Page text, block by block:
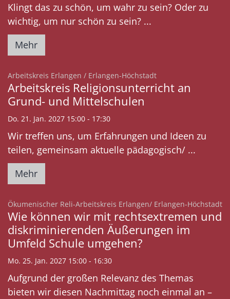
Klingt das zu schön, um wahr zu sein? Oder zu
wichtig, um nur schön zu sein? ...
Mehr
Arbeitskreis Erlangen / Erlangen-Höchstadt:
Arbeitskreis Religionsunterricht an
Grund- und Mittelschulen
Do. 21. Jan. 2027 15:00 - 17:30
Wir treffen uns, um Erfahrungen und Ideen zu
teilen, gemeinsam aktuelle pädagogisch/ ...
Mehr
Ökumenischer Reli-Arbeitskreis Erlangen/ Erlangen-Höchstadt:
Wie können wir mit rechtsextremen und
diskriminierenden Äußerungen im
Umfeld Schule umgehen?
Mo. 25. Jan. 2027 15:00 - 16:30
Aufgrund der großen Relevanz des Themas
bieten wir diesen Nachmittag noch einmal an –